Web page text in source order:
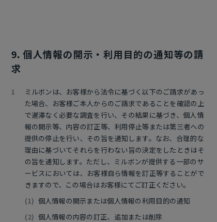
9. 個人情報の開示・利用目的の通知等の請
求
ミルボンは、お客様から法令に基づく以下のご請求があっ
た場合、お客様ご本人からのご請求であることを確認の上
で遅滞なく必要な調査を行い、その結果に基づき、個人情
報の開示等、内容の訂正等、利用停止等または第三者への
提供の停止を行い、その旨を通知します。なお、合理的な
理由に基づいてそれらを行わない旨の決定をしたときはそ
の旨を通知します。ただし、ミルボンが提供する一部のサ
ービスにおいては、お客様自ら情報を訂正等することがで
きますので、この場合はお客様にてご訂正ください。
個人情報の開示または個人情報の利用目的の通知
個人情報の内容の訂正、追加または削除